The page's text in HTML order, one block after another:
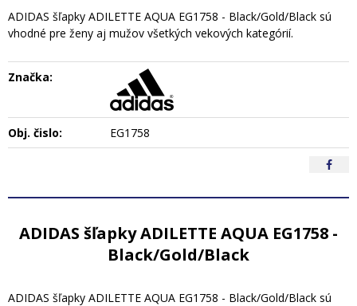
ADIDAS šľapky ADILETTE AQUA EG1758 - Black/Gold/Black sú
vhodné pre ženy aj mužov všetkých vekových kategórií.
Značka:
Obj. čislo: EG1758
ADIDAS šľapky ADILETTE AQUA EG1758 -
Black/Gold/Black
ADIDAS šľapky ADILETTE AQUA EG1758 - Black/Gold/Black sú